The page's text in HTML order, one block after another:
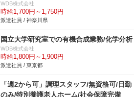
WDB株式会社
時給1,700円～1,750円
派遣社員 / 神奈川県
国立大学研究室での有機合成業務/化学分析
WDB株式会社
時給1,800円～1,900円
派遣社員 / 東京都
「週2から可」調理スタッフ/無資格可/日勤
のみ/特別養護老人ホーム/社会保障完備